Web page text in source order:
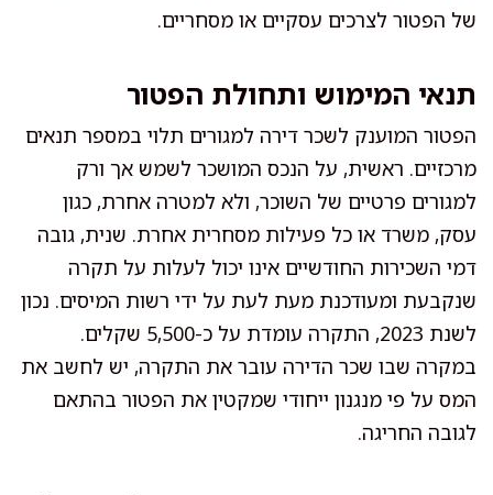
של הפטור לצרכים עסקיים או מסחריים.
תנאי המימוש ותחולת הפטור
הפטור המוענק לשכר דירה למגורים תלוי במספר תנאים
מרכזיים. ראשית, על הנכס המושכר לשמש אך ורק
למגורים פרטיים של השוכר, ולא למטרה אחרת, כגון
עסק, משרד או כל פעילות מסחרית אחרת. שנית, גובה
דמי השכירות החודשיים אינו יכול לעלות על תקרה
שנקבעת ומעודכנת מעת לעת על ידי רשות המיסים. נכון
לשנת 2023, התקרה עומדת על כ-5,500 שקלים.
במקרה שבו שכר הדירה עובר את התקרה, יש לחשב את
המס על פי מנגנון ייחודי שמקטין את הפטור בהתאם
לגובה החריגה.